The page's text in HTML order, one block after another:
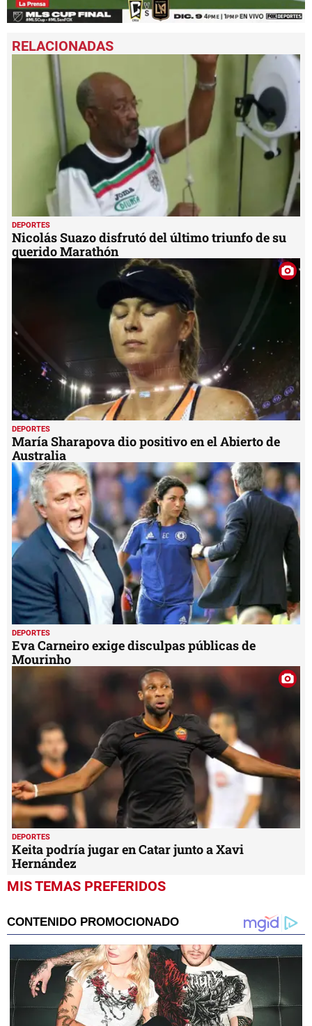
seconds
of
DEPORTES
Nicolás Suazo disfrutó del último triunfo de su
querido Marathón
DEPORTES
María Sharapova dio positivo en el Abierto de
Australia
DEPORTES
Eva Carneiro exige disculpas públicas de
Mourinho
DEPORTES
Keita podría jugar en Catar junto a Xavi
Hernández
MIS TEMAS PREFERIDOS